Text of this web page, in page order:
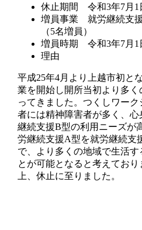
休止期間 令和3年7月1
増員事業 就労継続支
（5名増員）
増員時期 令和3年7月1
理由
平成25年4月より上越市初と
業を開始し開所当初より多
ってきました。つくしワー
者には精神障害者が多く、
継続支援B型の利用ニーズが
労継続支援A型を就労継続支
で、より多くの地域で生活
とが可能となると考えてお
上、休止に至りました。